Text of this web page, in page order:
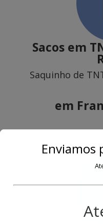
Sacos em
Saquinho de
em
Enviamos